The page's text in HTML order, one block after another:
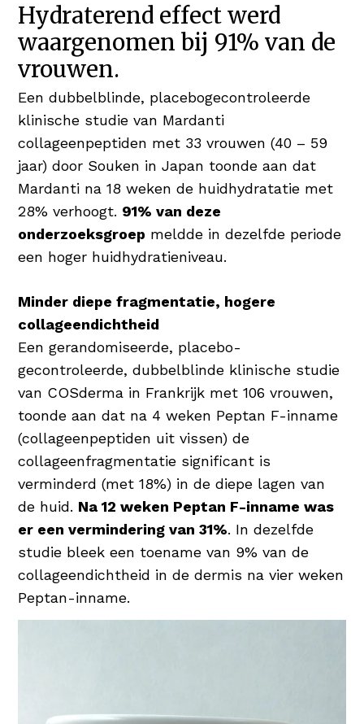
Hydraterend effect werd
waargenomen bij 91% van de
vrouwen.
Een dubbelblinde, placebogecontroleerde
klinische studie van Mardanti
collageenpeptiden met 33 vrouwen (40 – 59
jaar) door Souken in Japan toonde aan dat
Mardanti na 18 weken de huidhydratatie met
28% verhoogt. 91% van deze
onderzoeksgroep meldde in dezelfde periode
een hoger huidhydratieniveau.
Minder diepe fragmentatie, hogere
collageendichtheid
Een gerandomiseerde, placebo-
gecontroleerde, dubbelblinde klinische studie
van COSderma in Frankrijk met 106 vrouwen,
toonde aan dat na 4 weken Peptan F-inname
(collageenpeptiden uit vissen) de
collageenfragmentatie significant is
verminderd (met 18%) in de diepe lagen van
de huid. Na 12 weken Peptan F-inname was
er een vermindering van 31%. In dezelfde
studie bleek een toename van 9% van de
collageendichtheid in de dermis na vier weken
Peptan-inname.